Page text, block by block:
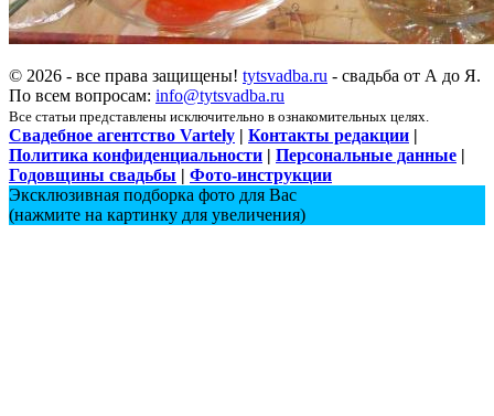
© 2026 - все права защищены! tytsvadba.ru - свадьба от А до Я.
По всем вопросам: info@tytsvadba.ru
Все статьи представлены исключительно в ознакомительных целях.
Свадебное агентство Vartely | Контакты редакции |
Политика конфиденциальности | Персональные данные |
Годовщины свадьбы | Фото-инструкции
Эксклюзивная подборка фото для Вас
(нажмите на картинку для увеличения)